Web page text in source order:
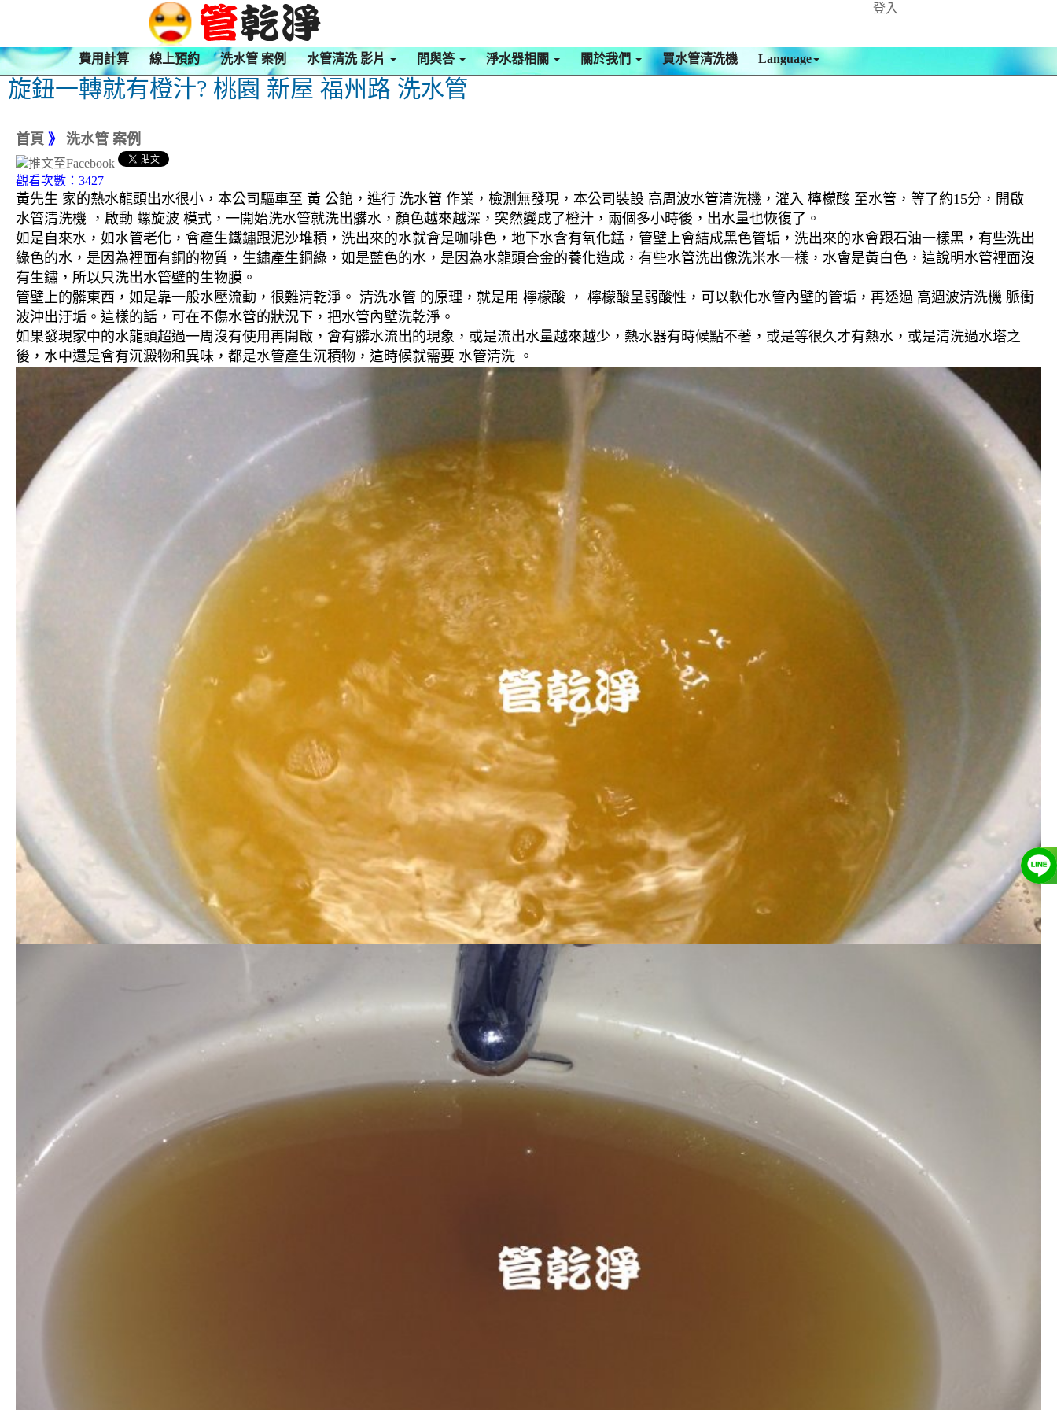
登入
費用計算 線上預約 洗水管 案例 水管清洗 影片 問與答 淨水器相關 關於我們 買水管清洗機 Language
旋鈕一轉就有橙汁? 桃園 新屋 福州路 洗水管
首頁 》 洗水管 案例
觀看次數：3427
黃先生 家的熱水龍頭出水很小，本公司驅車至 黃 公館，進行 洗水管 作業，檢測無發現，本公司裝設 高周波水管清洗機，灌入 檸檬酸 至水管，等了約15分，開啟
水管清洗機 ，啟動 螺旋波 模式，一開始洗水管就洗出髒水，顏色越來越深，突然變成了橙汁，兩個多小時後，出水量也恢復了。
如是自來水，如水管老化，會產生鐵鏽跟泥沙堆積，洗出來的水就會是咖啡色，地下水含有氧化錳，管壁上會結成黑色管垢，洗出來的水會跟石油一樣黑，有些洗出
綠色的水，是因為裡面有銅的物質，生鏽產生銅綠，如是藍色的水，是因為水龍頭合金的養化造成，有些水管洗出像洗米水一樣，水會是黃白色，這說明水管裡面沒
有生鏽，所以只洗出水管壁的生物膜。
管壁上的髒東西，如是靠一般水壓流動，很難清乾淨。 清洗水管 的原理，就是用 檸檬酸 ， 檸檬酸呈弱酸性，可以軟化水管內壁的管垢，再透過 高週波清洗機 脈衝
波沖出汙垢。這樣的話，可在不傷水管的狀況下，把水管內壁洗乾淨。
如果發現家中的水龍頭超過一周沒有使用再開啟，會有髒水流出的現象，或是流出水量越來越少，熱水器有時候點不著，或是等很久才有熱水，或是清洗過水塔之
後，水中還是會有沉澱物和異味，都是水管產生沉積物，這時候就需要 水管清洗 。